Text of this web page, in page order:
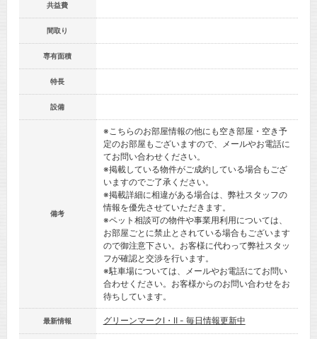
共益費
間取り
専有面積
特長
設備
備考
※こちらのお部屋情報の他にも空き部屋・空き予
定のお部屋もございますので、メールやお電話に
てお問い合わせください。
※掲載している物件がご成約している場合もござ
いますのでご了承ください。
※掲載詳細に相違がある場合は、弊社スタッフの
情報を優先させていただきます。
※ペット相談可の物件や事業用利用については、
お部屋ごとに禁止とされている場合もございます
ので御注意下さい。お客様に代わって弊社スタッ
フが確認と交渉を行います。
※駐車場については、メールやお電話にてお問い
合わせください。お客様からのお問い合わせをお
待ちしています。
最新情報 グリーンマークⅠ・Ⅱ - 毎日情報更新中